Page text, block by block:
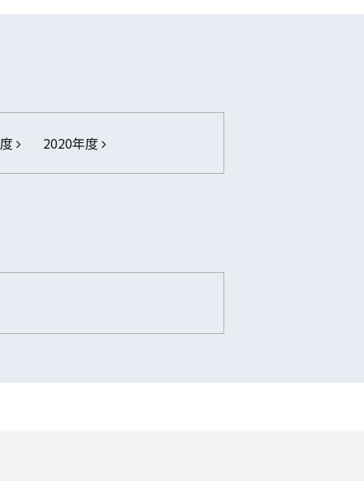
2020年度